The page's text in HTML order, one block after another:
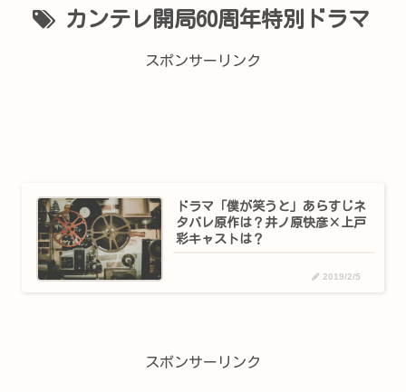
カンテレ開局60周年特別ドラマ
スポンサーリンク
ドラマ「僕が笑うと」あらすじネ
タバレ原作は？井ノ原快彦×上戸
彩キャストは？
2019/2/5
スポンサーリンク